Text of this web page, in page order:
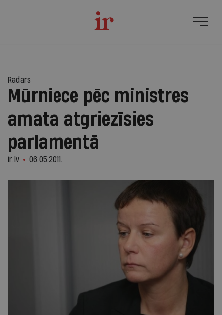
Radars
Mūrniece pēc ministres
amata atgriezīsies
parlamentā
ir.lv 06.05.2011.